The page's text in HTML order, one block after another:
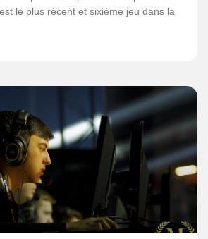
le plus récent et sixième jeu dans la